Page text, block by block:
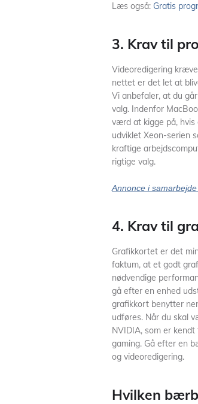
Læs også: Gratis
3. Krav til
Videoredigering
nettet er det let at
Vi anbefaler, at du
valg. Indenfor
værd at kigge på, hvis
udviklet Xeon-serien
kraftige
rigtige valg.
Annonce i
4. Krav til
Grafikkortet er det
faktum, at et godt
nødvendige
gå efter en enhed
grafikkort benytter
udføres. Når du skal
NVIDIA, som er
gaming. Gå efter en
og videoredigering.
Hvilken